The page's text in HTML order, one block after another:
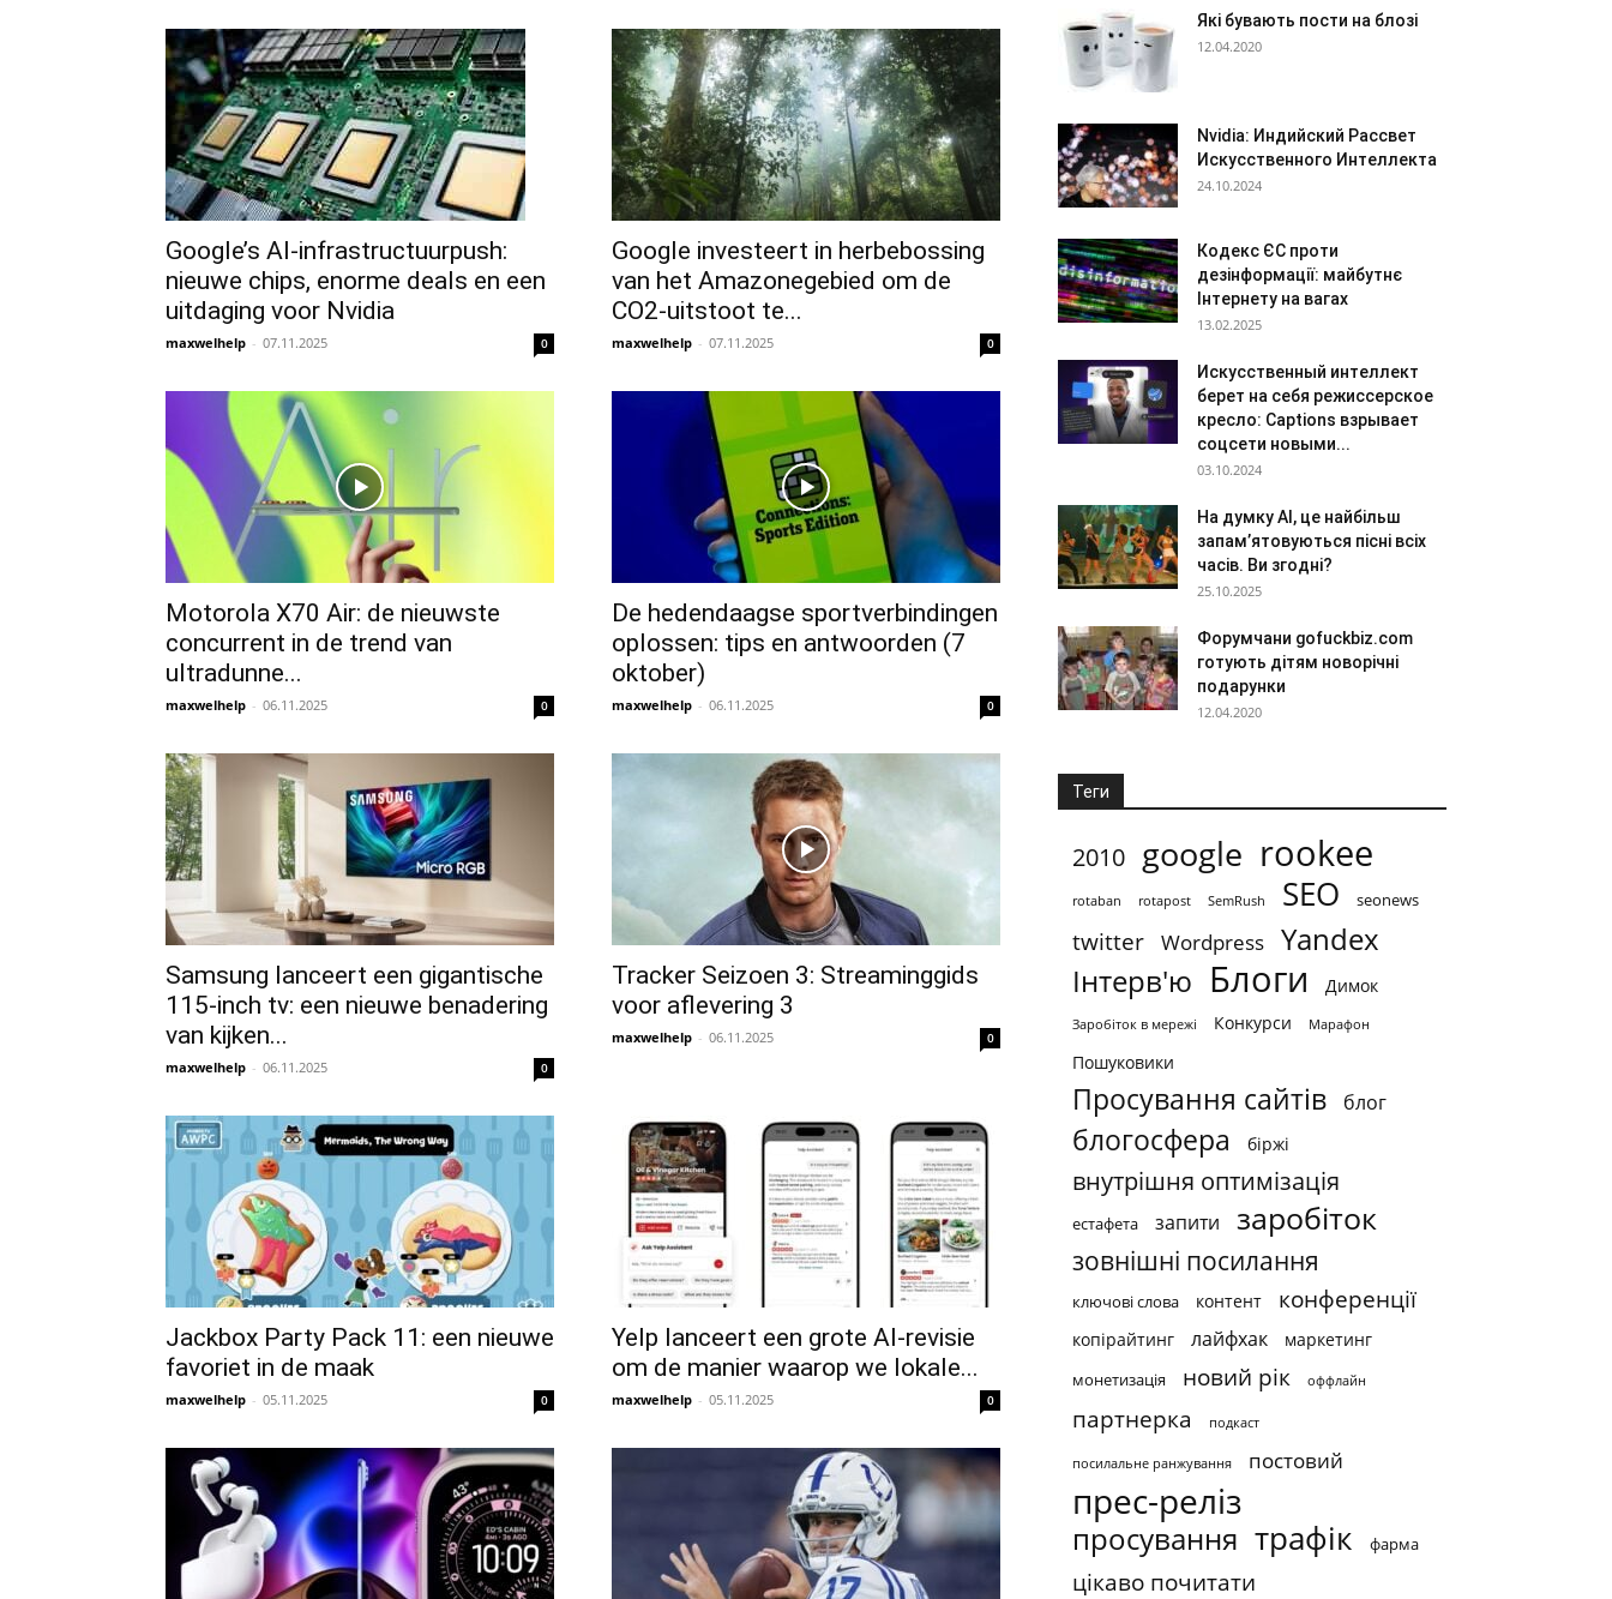
Google’s AI-infrastructuurpush:
nieuwe chips, enorme deals en een
uitdaging voor Nvidia
maxwelhelp - 07.11.2025 0
Google investeert in herbebossing
van het Amazonegebied om de
CO2-uitstoot te...
maxwelhelp - 07.11.2025 0
Motorola X70 Air: de nieuwste
concurrent in de trend van
ultradunne...
maxwelhelp - 06.11.2025 0
De hedendaagse sportverbindingen
oplossen: tips en antwoorden (7
oktober)
maxwelhelp - 06.11.2025 0
Samsung lanceert een gigantische
115-inch tv: een nieuwe benadering
van kijken...
maxwelhelp - 06.11.2025 0
Tracker Seizoen 3: Streaminggids
voor aflevering 3
maxwelhelp - 06.11.2025 0
Jackbox Party Pack 11: een nieuwe
favoriet in de maak
maxwelhelp - 05.11.2025 0
Yelp lanceert een grote AI-revisie
om de manier waarop we lokale...
maxwelhelp - 05.11.2025 0
Які бувають пости на блозі
12.04.2020
Nvidia: Индийский Рассвет
Искусственного Интеллекта
24.10.2024
Кодекс ЄС проти
дезінформації: майбутнє
Інтернету на вагах
13.02.2025
Искусственный интеллект
берет на себя режиссерское
кресло: Captions взрывает
соцсети новыми...
03.10.2024
На думку AI, це найбільш
запам’ятовуються пісні всіх
часів. Ви згодні?
25.10.2025
Форумчани gofuckbiz.com
готують дітям новорічні
подарунки
12.04.2020
Теги
2010 google rookee
rotaban rotapost SemRush SEO seonews
twitter Wordpress
Yandex
Інтерв'ю Блоги Димок
Заробіток в мережі Конкурси Марафон
Пошуковики
Просування сайтів блог
блогосфера біржі
внутрішня оптимізація
естафета запити заробіток
зовнішні посилання
ключові слова контент конференції
копірайтинг лайфхак маркетинг
монетизація новий рік оффлайн
партнерка подкаст
посилальне ранжування постовий
прес-реліз
просування трафік фарма
цікаво почитати